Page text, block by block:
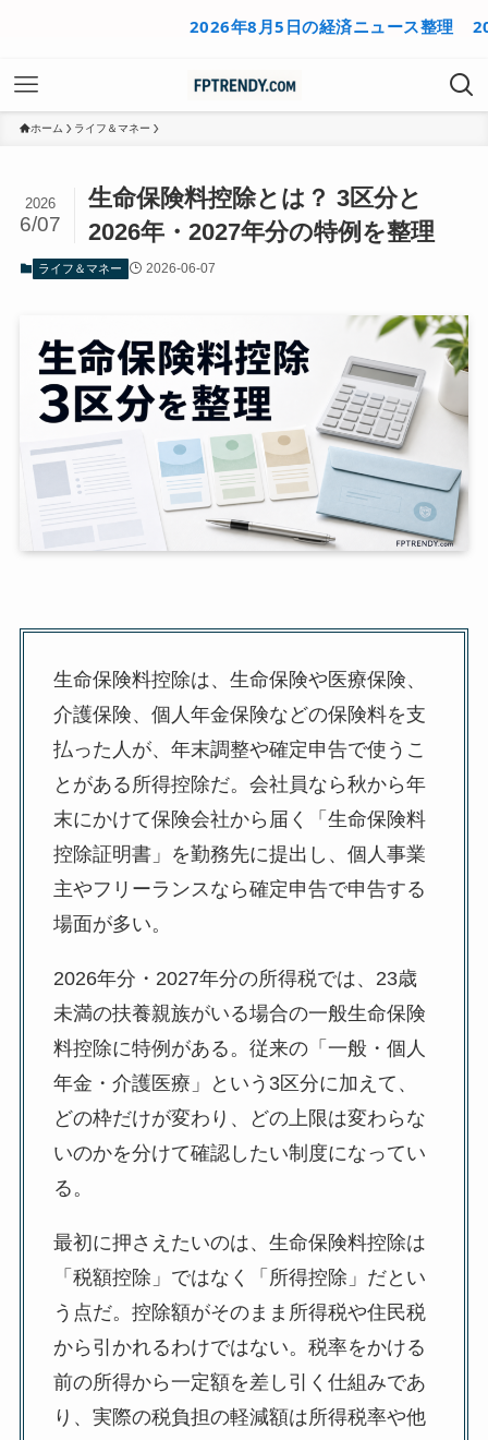
2026年8月5日の経済ニュース整理 2026年8
ホーム ライフ＆マネー
生命保険料控除とは？ 3区分と
2026年・2027年分の特例を整理
2026
6/07
ライフ＆マネー 2026-06-07
生命保険料控除は、生命保険や医療保険、
介護保険、個人年金保険などの保険料を支
払った人が、年末調整や確定申告で使うこ
とがある所得控除だ。会社員なら秋から年
末にかけて保険会社から届く「生命保険料
控除証明書」を勤務先に提出し、個人事業
主やフリーランスなら確定申告で申告する
場面が多い。
2026年分・2027年分の所得税では、23歳
未満の扶養親族がいる場合の一般生命保険
料控除に特例がある。従来の「一般・個人
年金・介護医療」という3区分に加えて、
どの枠だけが変わり、どの上限は変わらな
いのかを分けて確認したい制度になってい
る。
最初に押さえたいのは、生命保険料控除は
「税額控除」ではなく「所得控除」だとい
う点だ。控除額がそのまま所得税や住民税
から引かれるわけではない。税率をかける
前の所得から一定額を差し引く仕組みであ
り、実際の税負担の軽減額は所得税率や他